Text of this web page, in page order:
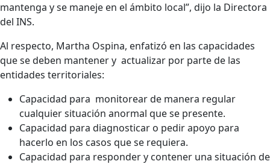
mantenga y se maneje en el ámbito local”, dijo la Directora
del INS.
Al respecto, Martha Ospina, enfatizó en las capacidades
que se deben mantener y actualizar por parte de las
entidades territoriales:
Capacidad para monitorear de manera regular
cualquier situación anormal que se presente.
Capacidad para diagnosticar o pedir apoyo para
hacerlo en los casos que se requiera.
Capacidad para responder y contener una situación de